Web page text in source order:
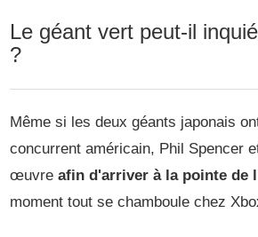
Le géant vert peut-il
?
Même si les deux géants japonais
concurrent américain, Phil Spencer
œuvre afin d'arriver à la pointe de
moment tout se chamboule chez